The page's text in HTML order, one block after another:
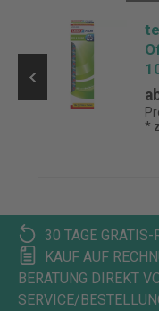
*
30 TAGE GRATIS-
KAUF AUF
BERATUNG DIREKT
SERVICE/